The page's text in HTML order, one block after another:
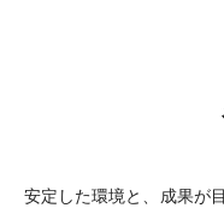
安定した環境と、成果が